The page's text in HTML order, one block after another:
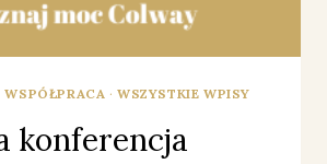
WSPÓŁPRACA ·WSZYSTKIE WPISY
konferencja